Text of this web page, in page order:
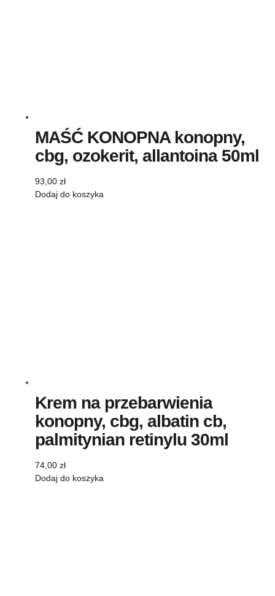
MAŚĆ KONOPNA konopny,
cbg, ozokerit, allantoina 50ml
93,00 zł
Dodaj do koszyka
Krem na przebarwienia
konopny, cbg, albatin cb,
palmitynian retinylu 30ml
74,00 zł
Dodaj do koszyka